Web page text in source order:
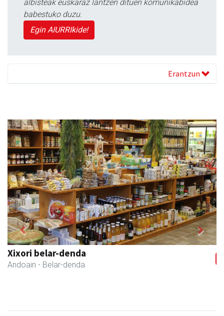
albisteak euskaraz lantzen dituen komunikabidea
babestuko duzu.
Egin AIURRIkide!
Erantzun
Xixori belar-denda
Andoain - Belar-denda
Previous Next